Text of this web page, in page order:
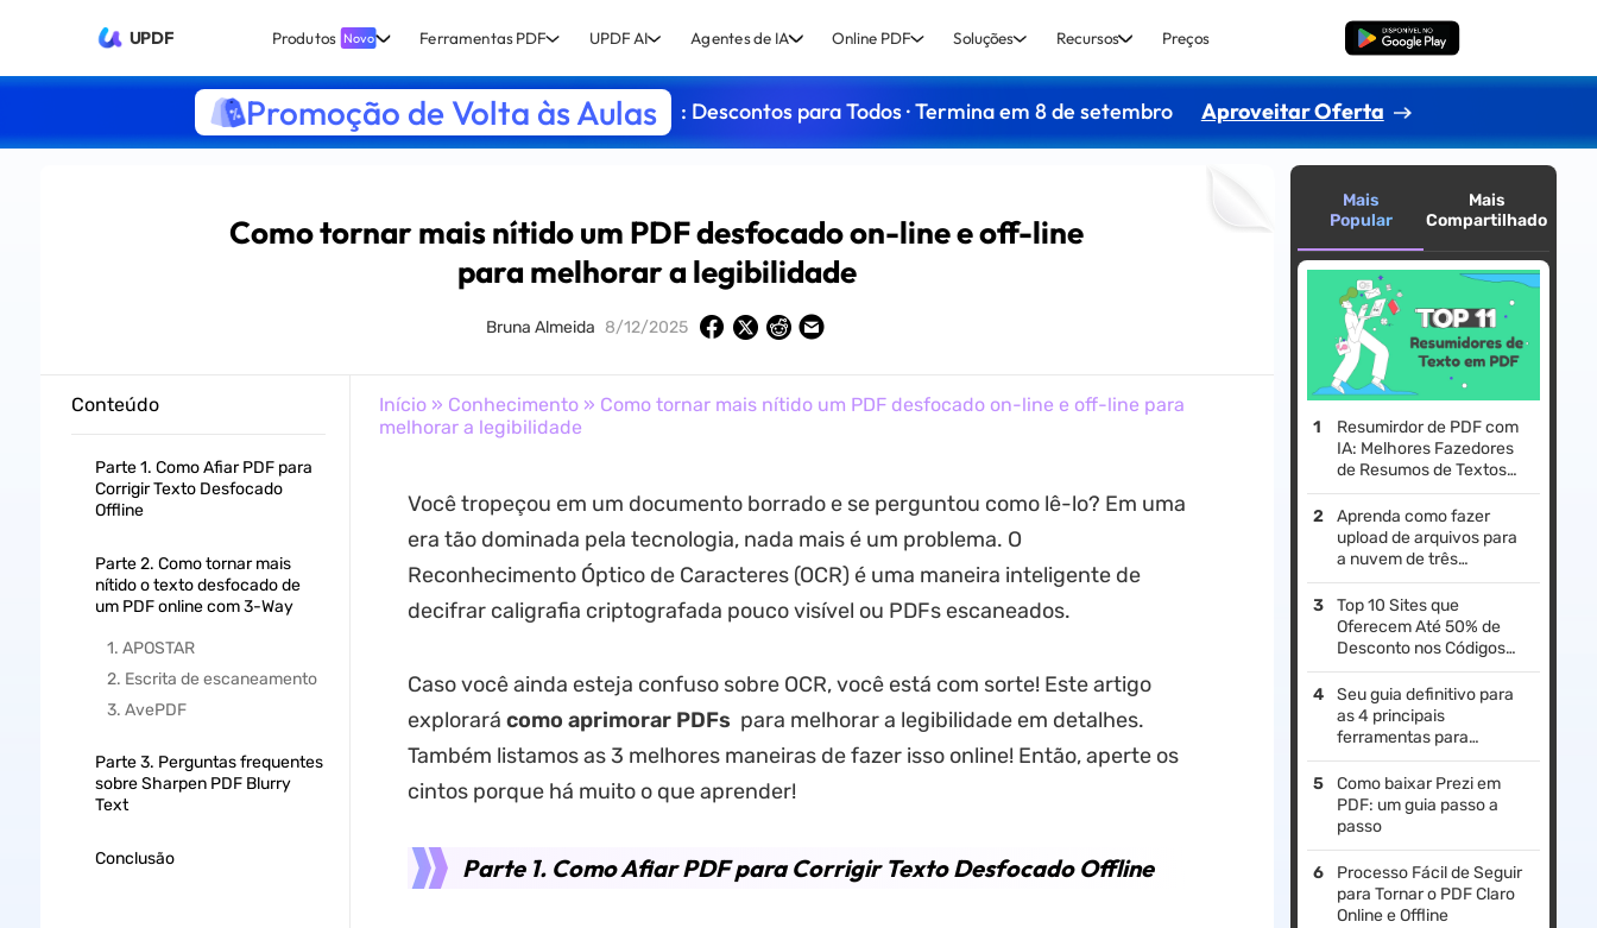
UPDF Produtos Novo Ferramentas PDF UPDF AI Agentes de IA Online PDF Soluções Recursos Preços Baixar Grátis
Promoção de Volta às Aulas : Descontos para Todos · Termina em 8 de setembro Aproveitar Oferta
Como tornar mais nítido um PDF desfocado on-line e off-line
para melhorar a legibilidade
Bruna Almeida 8/12/2025
Conteúdo
Parte 1. Como Afiar PDF para
Corrigir Texto Desfocado
Offline
Parte 2. Como tornar mais
nítido o texto desfocado de
um PDF online com 3-Way
1. APOSTAR
2. Escrita de escaneamento
3. AvePDF
Parte 3. Perguntas frequentes
sobre Sharpen PDF Blurry
Text
Conclusão
Início» Conhecimento» Como tornar mais nítido um PDF desfocado on-line e off-line para
melhorar a legibilidade
Você tropeçou em um documento borrado e se perguntou como lê-lo? Em uma
era tão dominada pela tecnologia, nada mais é um problema. O
Reconhecimento Óptico de Caracteres (OCR) é uma maneira inteligente de
decifrar caligrafia criptografada pouco visível ou PDFs escaneados.
Caso você ainda esteja confuso sobre OCR, você está com sorte! Este artigo
explorará como aprimorar PDFs para melhorar a legibilidade em detalhes.
Também listamos as 3 melhores maneiras de fazer isso online! Então, aperte os
cintos porque há muito o que aprender!
Parte 1. Como Afiar PDF para Corrigir Texto Desfocado Offline
Mais
Popular
Mais
Compartilhado
Resumirdor de PDF com
IA: Melhores Fazedores
de Resumos de Textos
que Você Precisa
Conhecer
Aprenda como fazer
upload de arquivos para
a nuvem de três
maneiras fáceis
Top 10 Sites que
Oferecem Até 50% de
Desconto nos Códigos
Promocionais da Foxit
Seu guia definitivo para
as 4 principais
ferramentas para
converter Markdown em
PDF
Como baixar Prezi em
PDF: um guia passo a
passo
Processo Fácil de Seguir
para Tornar o PDF Claro
Online e Offline